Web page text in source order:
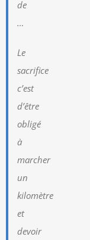
de
…
Le
sacrifice
c’est
d’être
obligé
à
marcher
un
kilomètre
et
devoir